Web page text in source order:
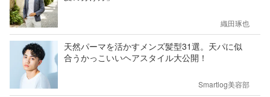
織田琢也
天然パーマを活かすメンズ髪型31選。天パに似
合うかっこいいヘアスタイル大公開！
Smartlog美容部